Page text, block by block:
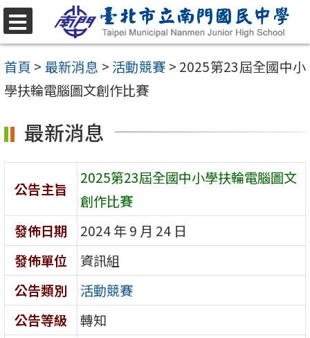
跳
至
主
要
容
選
單
首頁 > 最新消息 > 活動競賽 > 2025第23屆全國中小
學扶輪電腦圖文創作比賽
最新消息
公告主旨
2025第23屆全國中小學扶輪電腦圖文
創作比賽
發佈日期
2024 年 9 月 24 日
發佈單位
資訊組
公告類別
活動競賽
公告等級
轉知